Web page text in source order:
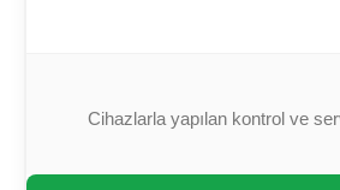
Cihazlarla yapılan kontrol ve